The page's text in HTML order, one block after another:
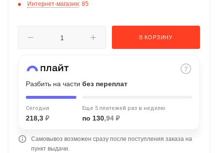
Интернет-магазин: 85
В КОРЗИНУ
Разбить на части без переплат
Сегодня
218,3 ₽
Еще 5 платежей раз в неделю
по 130,94 ₽
Самовывоз возможен сразу после поступления заказа на
пункт выдачи.
недели
Остались вопросы?
8 800 302-02-51